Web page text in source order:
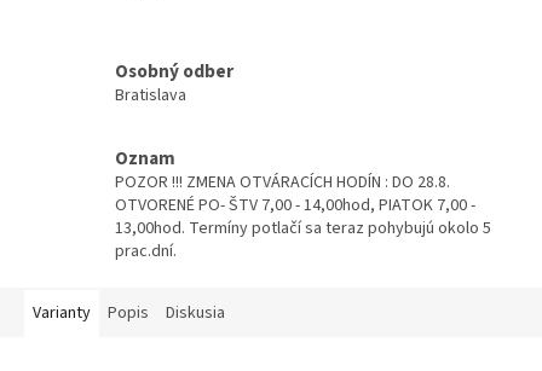
Osobný odber
Bratislava
Oznam
POZOR !!! ZMENA OTVÁRACÍCH HODÍN : DO 28.8.
OTVORENÉ PO- ŠTV 7,00 - 14,00hod, PIATOK 7,00 -
13,00hod. Termíny potlačí sa teraz pohybujú okolo 5
prac.dní.
Varianty Popis Diskusia